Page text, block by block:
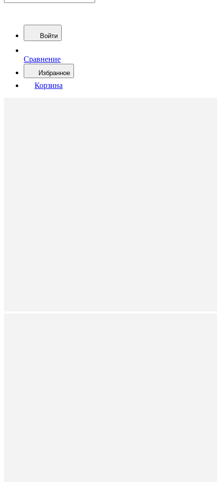
Войти
Сравнение
Избранное
Корзина